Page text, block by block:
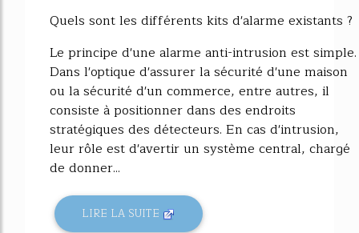
Quels sont les différents kits d'alarme existants ?
Le principe d'une alarme anti-intrusion est simple.
Dans l'optique d'assurer la sécurité d'une maison
ou la sécurité d'un commerce, entre autres, il
consiste à positionner dans des endroits
stratégiques des détecteurs. En cas d'intrusion,
leur rôle est d'avertir un système central, chargé
de donner...
LIRE LA SUITE